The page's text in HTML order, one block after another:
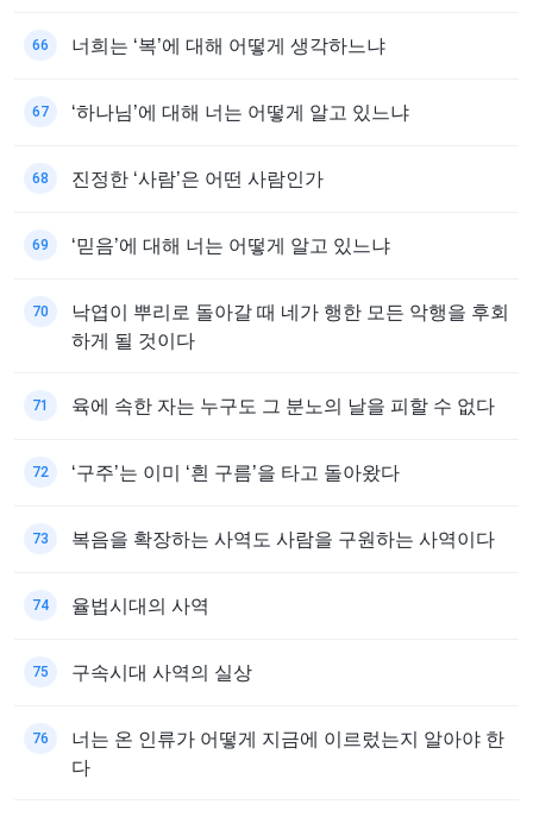
66 너희는 ‘복’에 대해 어떻게 생각하느냐
67 ‘하나님’에 대해 너는 어떻게 알고 있느냐
68 진정한 ‘사람’은 어떤 사람인가
69 ‘믿음’에 대해 너는 어떻게 알고 있느냐
70
낙엽이 뿌리로 돌아갈 때 네가 행한 모든 악행을 후회
하게 될 것이다
71 육에 속한 자는 누구도 그 분노의 날을 피할 수 없다
72 ‘구주’는 이미 ‘흰 구름’을 타고 돌아왔다
73 복음을 확장하는 사역도 사람을 구원하는 사역이다
74 율법시대의 사역
75 구속시대 사역의 실상
76
너는 온 인류가 어떻게 지금에 이르렀는지 알아야 한
다